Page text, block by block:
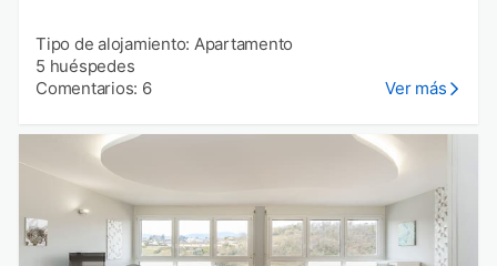
Tipo de alojamiento: Apartamento
5 huéspedes
Comentarios: 6
Ver más